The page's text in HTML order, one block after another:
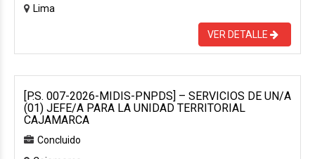
Lima
VER DETALLE
[P.S. 007-2026-MIDIS-PNPDS] – SERVICIOS DE UN/A
(01) JEFE/A PARA LA UNIDAD TERRITORIAL
CAJAMARCA
Concluido